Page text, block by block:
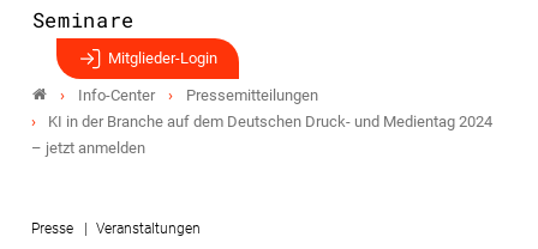
Seminare
Mitglieder-Login
Info-Center
Pressemitteilungen
KI in der Branche auf dem Deutschen Druck- und Medientag 2024
– jetzt anmelden
Presse Veranstaltungen